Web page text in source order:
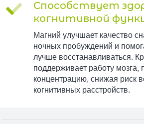
Способствует
когнитивной
Магний улучшает качество
ночных пробуждений и
лучше восстанавливаться.
поддерживает работу мозга,
концентрацию, снижая риск
когнитивных расстройств.